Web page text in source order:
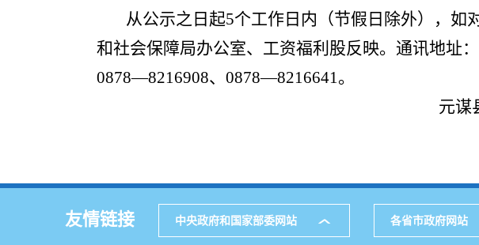
从公示之日起5个工作日内（节假日除外），
和社会保障局办公室、工资福利股反映。通讯地址
0878—8216908、0878—8216641。
元谋
友情链接 中央政府和国家部委网站 各省市政府网站